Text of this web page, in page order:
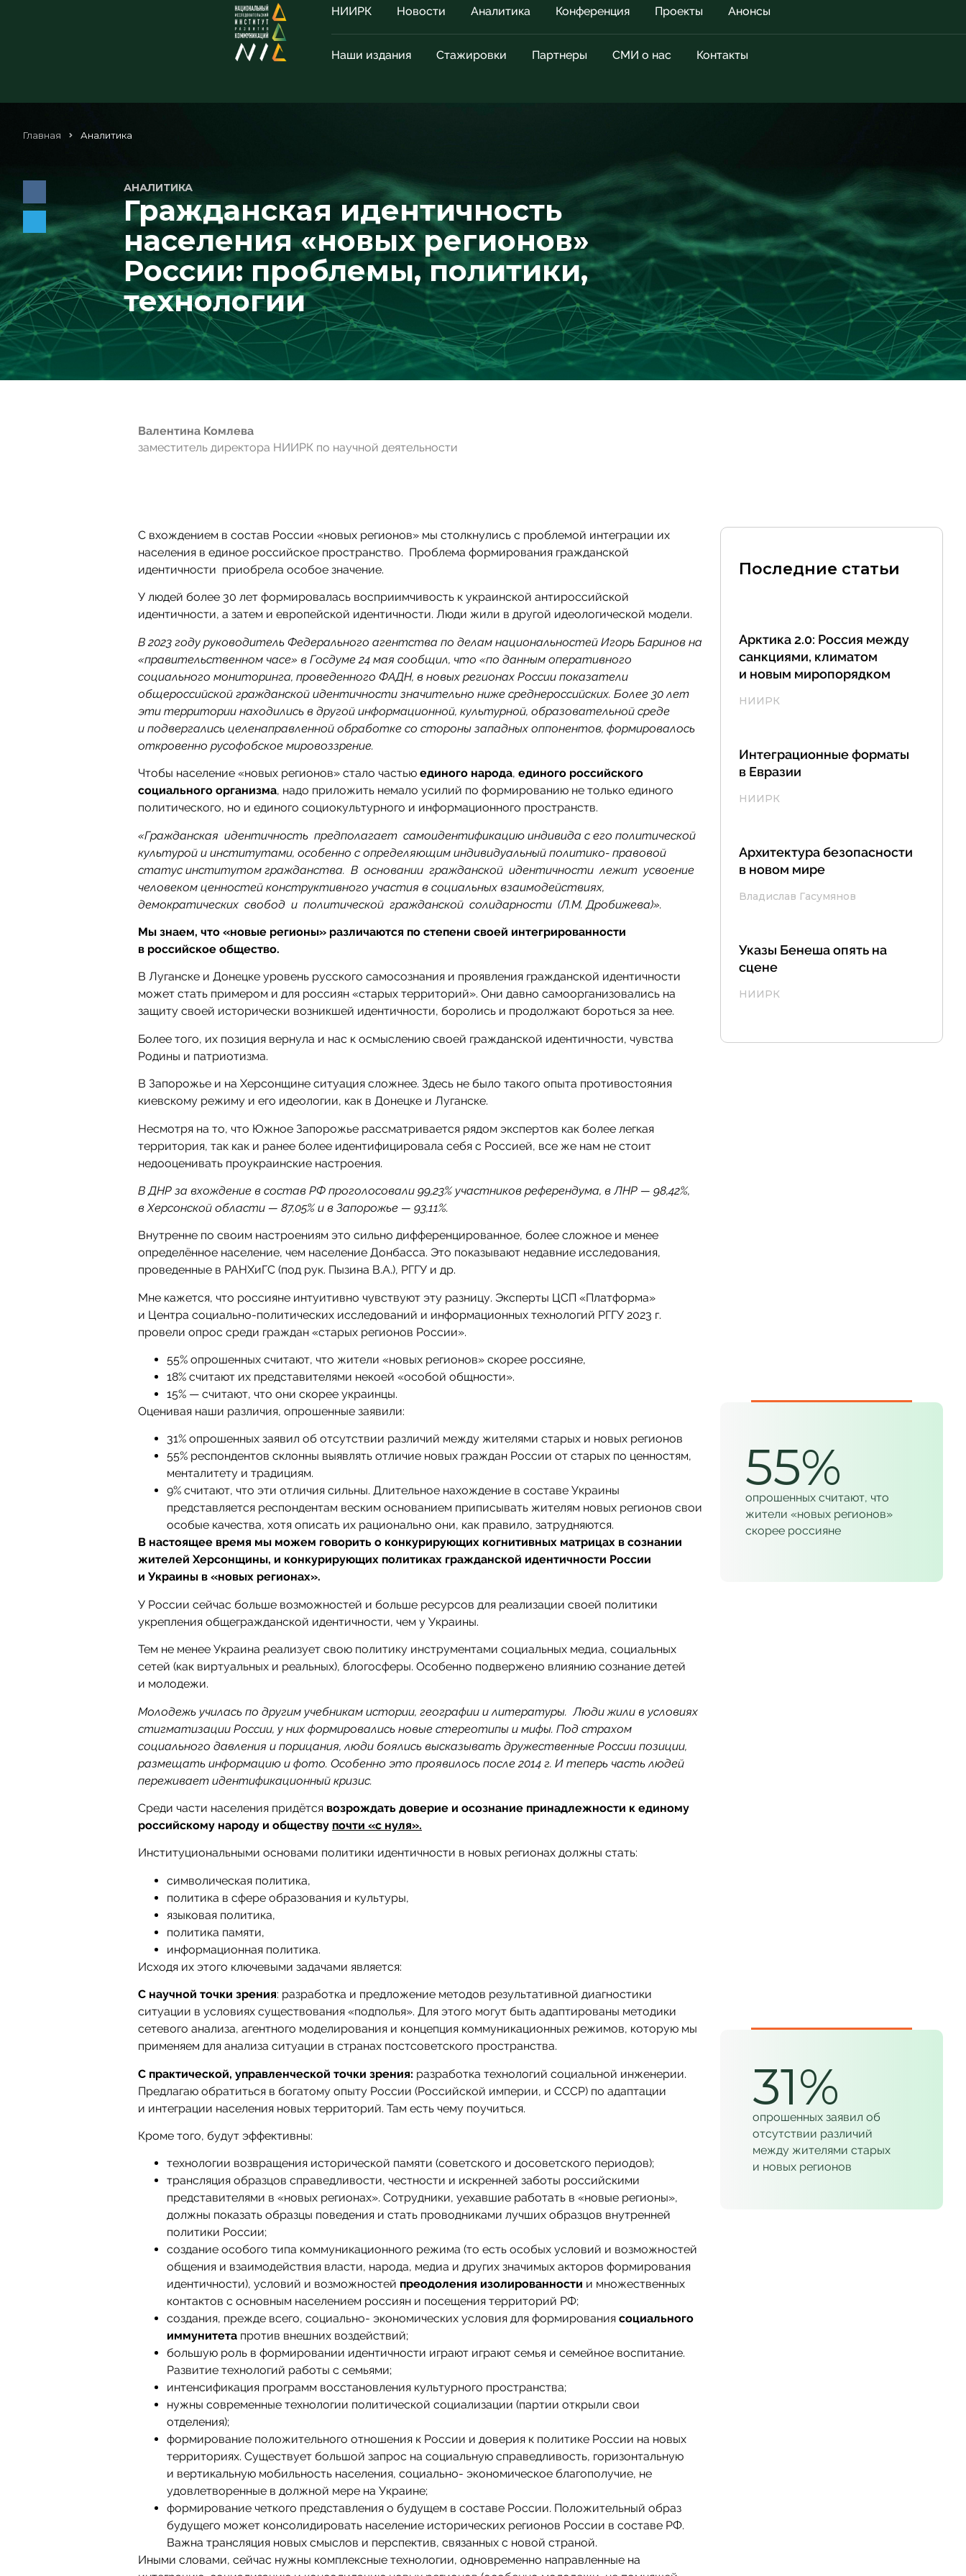
НИИРК Новости Аналитика Конференция Проекты Анонсы
Наши издания Стажировки Партнеры СМИ о нас Контакты
Главная Аналитика
АНАЛИТИКА
Гражданская идентичность
населения «новых регионов»
России: проблемы, политики,
технологии
Валентина Комлева
заместитель директора НИИРК по научной деятельности
С вхождением в состав России «новых регионов» мы столкнулись с проблемой интеграции их
населения в единое российское пространство. Проблема формирования гражданской
идентичности приобрела особое значение.
У людей более 30 лет формировалась восприимчивость к украинской антироссийской
идентичности, а затем и европейской идентичности. Люди жили в другой идеологической модели.
В 2023 году руководитель Федерального агентства по делам национальностей Игорь Баринов на
«правительственном часе» в Госдуме 24 мая сообщил, что «по данным оперативного
социального мониторинга, проведенного ФАДН, в новых регионах России показатели
общероссийской гражданской идентичности значительно ниже среднероссийских. Более 30 лет
эти территории находились в другой информационной, культурной, образовательной среде
и подвергались целенаправленной обработке со стороны западных оппонентов, формировалось
откровенно русофобское мировоззрение.
Чтобы население «новых регионов» стало частью единого народа, единого российского
социального организма, надо приложить немало усилий по формированию не только единого
политического, но и единого социокультурного и информационного пространств.
«Гражданская идентичность предполагает самоидентификацию индивида с его политической
культурой и институтами, особенно с определяющим индивидуальный политико- правовой
статус институтом гражданства. В основании гражданской идентичности лежит усвоение
человеком ценностей конструктивного участия в социальных взаимодействиях,
демократических свобод и политической гражданской солидарности (Л.М. Дробижева)».
Мы знаем, что «новые регионы» различаются по степени своей интегрированности
в российское общество.
В Луганске и Донецке уровень русского самосознания и проявления гражданской идентичности
может стать примером и для россиян «старых территорий». Они давно самоорганизовались на
защиту своей исторически возникшей идентичности, боролись и продолжают бороться за нее.
Более того, их позиция вернула и нас к осмыслению своей гражданской идентичности, чувства
Родины и патриотизма.
В Запорожье и на Херсонщине ситуация сложнее. Здесь не было такого опыта противостояния
киевскому режиму и его идеологии, как в Донецке и Луганске.
Несмотря на то, что Южное Запорожье рассматривается рядом экспертов как более легкая
территория, так как и ранее более идентифицировала себя с Россией, все же нам не стоит
недооценивать проукраинские настроения.
В ДНР за вхождение в состав РФ проголосовали 99,23% участников референдума, в ЛНР — 98,42%,
в Херсонской области — 87,05% и в Запорожье — 93,11%.
Внутренне по своим настроениям это сильно дифференцированное, более сложное и менее
определённое население, чем население Донбасса. Это показывают недавние исследования,
проведенные в РАНХиГС (под рук. Пызина В.А.), РГГУ и др.
Мне кажется, что россияне интуитивно чувствуют эту разницу. Эксперты ЦСП «Платформа»
и Центра социально-политических исследований и информационных технологий РГГУ 2023 г.
провели опрос среди граждан «старых регионов России».
55% опрошенных считают, что жители «новых регионов» скорее россияне,
18% считают их представителями некоей «особой общности».
15% — считают, что они скорее украинцы.
Оценивая наши различия, опрошенные заявили:
31% опрошенных заявил об отсутствии различий между жителями старых и новых регионов
55% респондентов склонны выявлять отличие новых граждан России от старых по ценностям,
менталитету и традициям.
9% считают, что эти отличия сильны. Длительное нахождение в составе Украины
представляется респондентам веским основанием приписывать жителям новых регионов свои
особые качества, хотя описать их рационально они, как правило, затрудняются.
В настоящее время мы можем говорить о конкурирующих когнитивных матрицах в сознании
жителей Херсонщины, и конкурирующих политиках гражданской идентичности России
и Украины в «новых регионах».
У России сейчас больше возможностей и больше ресурсов для реализации своей политики
укрепления общегражданской идентичности, чем у Украины.
Тем не менее Украина реализует свою политику инструментами социальных медиа, социальных
сетей (как виртуальных и реальных), блогосферы. Особенно подвержено влиянию сознание детей
и молодежи.
Молодежь училась по другим учебникам истории, географии и литературы. Люди жили в условиях
стигматизации России, у них формировались новые стереотипы и мифы. Под страхом
социального давления и порицания, люди боялись высказывать дружественные России позиции,
размещать информацию и фото. Особенно это проявилось после 2014 г. И теперь часть людей
переживает идентификационный кризис.
Среди части населения придётся возрождать доверие и осознание принадлежности к единому
российскому народу и обществу почти «с нуля».
Институциональными основами политики идентичности в новых регионах должны стать:
символическая политика,
политика в сфере образования и культуры,
языковая политика,
политика памяти,
информационная политика.
Исходя их этого ключевыми задачами является:
С научной точки зрения: разработка и предложение методов результативной диагностики
ситуации в условиях существования «подполья». Для этого могут быть адаптированы методики
сетевого анализа, агентного моделирования и концепция коммуникационных режимов, которую мы
применяем для анализа ситуации в странах постсоветского пространства.
С практической, управленческой точки зрения: разработка технологий социальной инженерии.
Предлагаю обратиться в богатому опыту России (Российской империи, и СССР) по адаптации
и интеграции населения новых территорий. Там есть чему поучиться.
Кроме того, будут эффективны:
технологии возвращения исторической памяти (советского и досоветского периодов);
трансляция образцов справедливости, честности и искренней заботы российскими
представителями в «новых регионах». Сотрудники, уехавшие работать в «новые регионы»,
должны показать образцы поведения и стать проводниками лучших образцов внутренней
политики России;
создание особого типа коммуникационного режима (то есть особых условий и возможностей
общения и взаимодействия власти, народа, медиа и других значимых акторов формирования
идентичности), условий и возможностей преодоления изолированности и множественных
контактов с основным населением россиян и посещения территорий РФ;
создания, прежде всего, социально- экономических условия для формирования социального
иммунитета против внешних воздействий;
большую роль в формировании идентичности играют играют семья и семейное воспитание.
Развитие технологий работы с семьями;
интенсификация программ восстановления культурного пространства;
нужны современные технологии политической социализации (партии открыли свои
отделения);
формирование положительного отношения к России и доверия к политике России на новых
территориях. Существует большой запрос на социальную справедливость, горизонтальную
и вертикальную мобильность населения, социально- экономическое благополучие, не
удовлетворенные в должной мере на Украине;
формирование четкого представления о будущем в составе России. Положительный образ
будущего может консолидировать население исторических регионов России в составе РФ.
Важна трансляция новых смыслов и перспектив, связанных с новой страной.
Иными словами, сейчас нужны комплексные технологии, одновременно направленные на
Последние статьи
Арктика 2.0: Россия между
санкциями, климатом
и новым миропорядком
НИИРК
Интеграционные форматы
в Евразии
НИИРК
Архитектура безопасности
в новом мире
Владислав Гасумянов
Указы Бенеша опять на
сцене
НИИРК
55%
опрошенных считают, что
жители «новых регионов»
скорее россияне
31%
опрошенных заявил об
отсутствии различий
между жителями старых
и новых регионов